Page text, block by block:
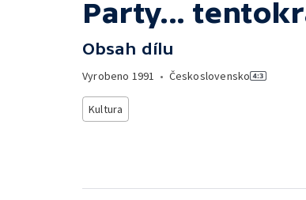
Party...
Obsah dílu
Vyrobeno 1991 • Československo
Kultura